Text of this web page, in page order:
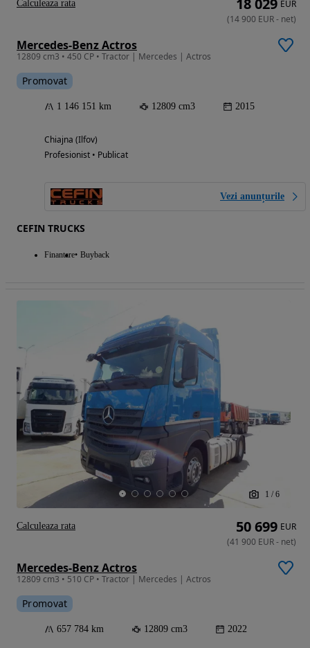
Mercedes-Benz Actros
12809 cm3 • 450 CP • Tractor | Mercedes | Actros
Promovat
1 146 151 km 12809 cm3 2015
Chiajna (Ilfov)
Profesionist • Publicat
Vezi anunțurile
CEFIN TRUCKS
Finantare Buyback
EUR
(14 900 EUR- net)
Calculeaza rata
1 / 6
Mercedes-Benz Actros
12809 cm3 • 510 CP • Tractor | Mercedes | Actros
Promovat
657 784 km 12809 cm3 2022
50 699 EUR
(41 900 EUR- net)
Calculeaza rata